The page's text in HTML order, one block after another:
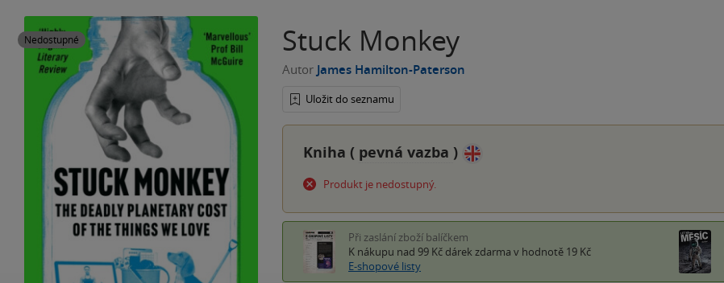
Nedostupné Stuck Monkey
Autor James Hamilton-Paterson
Uložit do seznamu
Kniha ( pevná vazba )
Produkt je nedostupný.
Při zaslání zboží balíčkem
K nákupu nad 99 Kč dárek zdarma v hodnotě 19 Kč
E-shopové listy